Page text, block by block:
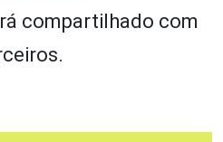
compartilhado com